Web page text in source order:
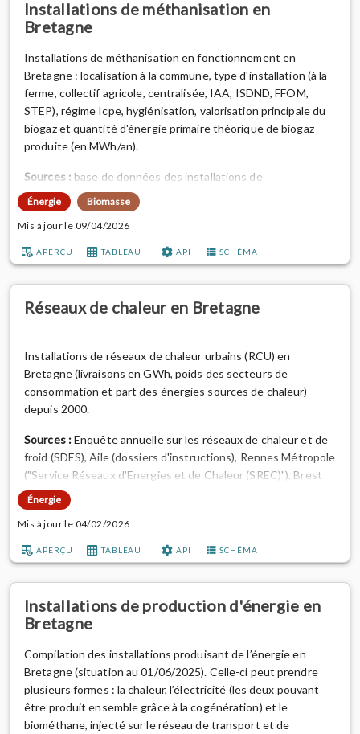
Installations de méthanisation en
Bretagne
Installations de méthanisation en fonctionnement en
Bretagne : localisation à la commune, type d'installation (à la
ferme, collectif agricole, centralisée, IAA, ISDND, FFOM,
STEP), régime Icpe, hygiénisation, valorisation principale du
biogaz et quantité d'énergie primaire théorique de biogaz
produite (en MWh/an).
Sources : base de données des installations de
méthanisation de AILE (Association d’Initiatives Locales
pour l’Energie et l’Environnement), 2026.
Bretagne
détai...
Énergie
Biomasse
Mis à jour le 09/04/2026
APERÇU TABLEAU API SCHÉMA
Réseaux de chaleur en Bretagne
Installations de réseaux de chaleur urbains (RCU) en
Bretagne (livraisons en GWh, poids des secteurs de
consommation et part des énergies sources de chaleur)
depuis 2000.
Sources :Enquête annuelle sur les réseaux de chaleur et de
froid (SDES), Aile (dossiers d'instructions), Rennes Métropole
("Service Réseaux d'Energies et de Chaleur (SREC)"), Brest
Métropole, Registre ODRE, Sinoe, Cerema (enquête RCU
2018).
qu’un tiers des réseaux recensés par l’OEB.
De nombr...
Énergie
Mis à jour le 04/02/2026
APERÇU TABLEAU API SCHÉMA
Installations de production d'énergie en
Bretagne
Compilation des installations produisant de l’énergie en
Bretagne (situation au 01/06/2025). Celle-ci peut prendre
plusieurs formes : la chaleur, l’électricité (les deux pouvant
être produit ensemble grâce à la cogénération) et le
biométhane, injecté sur le réseau de transport et de